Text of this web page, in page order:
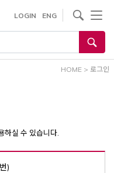
LOGIN ENG
HOME > 로그인
하실 수 있습니다.
)